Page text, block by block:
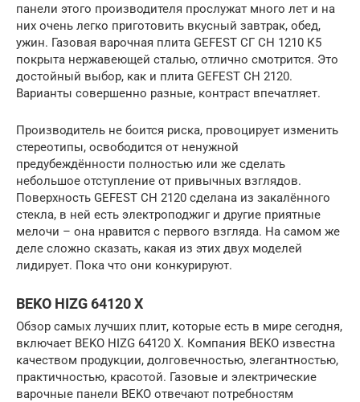
панели этого производителя прослужат много лет и на
них очень легко приготовить вкусный завтрак, обед,
ужин. Газовая варочная плита GEFEST СГ СН 1210 К5
покрыта нержавеющей сталью, отлично смотрится. Это
достойный выбор, как и плита GEFEST СН 2120.
Варианты совершенно разные, контраст впечатляет.
Производитель не боится риска, провоцирует изменить
стереотипы, освободится от ненужной
предубеждённости полностью или же сделать
небольшое отступление от привычных взглядов.
Поверхность GEFEST СН 2120 сделана из закалённого
стекла, в ней есть электроподжиг и другие приятные
мелочи – она нравится с первого взгляда. На самом же
деле сложно сказать, какая из этих двух моделей
лидирует. Пока что они конкурируют.
BEKO HIZG 64120 X
Обзор самых лучших плит, которые есть в мире сегодня,
включает BEKO HIZG 64120 X. Компания BEKO известна
качеством продукции, долговечностью, элегантностью,
практичностью, красотой. Газовые и электрические
варочные панели BEKO отвечают потребностям